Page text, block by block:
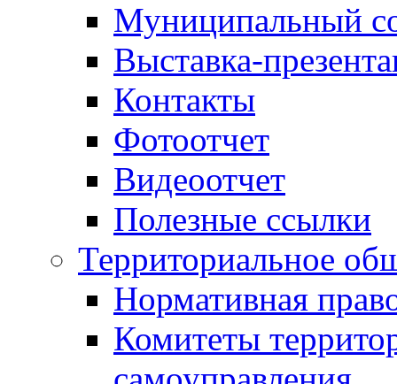
Муниципальный
Выставка-
Контакты
Фотоотчет
Видеоотчет
Полезные ссылки
Территориальное
Нормативная
Комитеты